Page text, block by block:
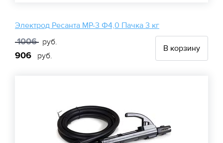
Электрод Ресанта МР-3 Ф4,0 Пачка 3 кг
1006 руб.
906 руб.
В корзину